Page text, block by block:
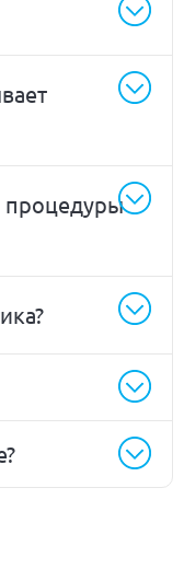
процедуры